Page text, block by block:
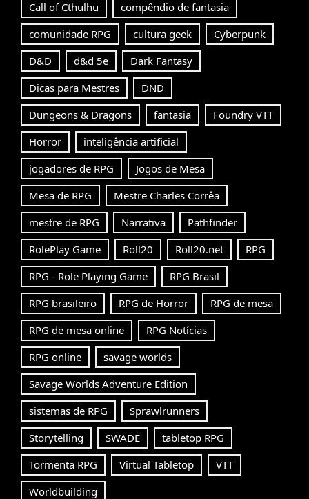
Call of Cthulhu
compêndio de fantasia
comunidade RPG
cultura geek
Cyberpunk
D&D
d&d 5e
Dark Fantasy
Dicas para Mestres
DND
Dungeons & Dragons
fantasia
Foundry VTT
Horror
inteligência artificial
jogadores de RPG
Jogos de Mesa
Mesa de RPG
Mestre Charles Corrêa
mestre de RPG
Narrativa
Pathfinder
RolePlay Game
Roll20 Roll20.net
RPG
RPG - Role Playing Game
RPG Brasil
RPG brasileiro
RPG de Horror
RPG de mesa
RPG de mesa online
RPG Notícias
RPG online
savage worlds
Savage Worlds Adventure Edition
sistemas de RPG
Sprawlrunners
Storytelling
SWADE
tabletop RPG
Tormenta RPG
Virtual Tabletop
VTT
Worldbuilding